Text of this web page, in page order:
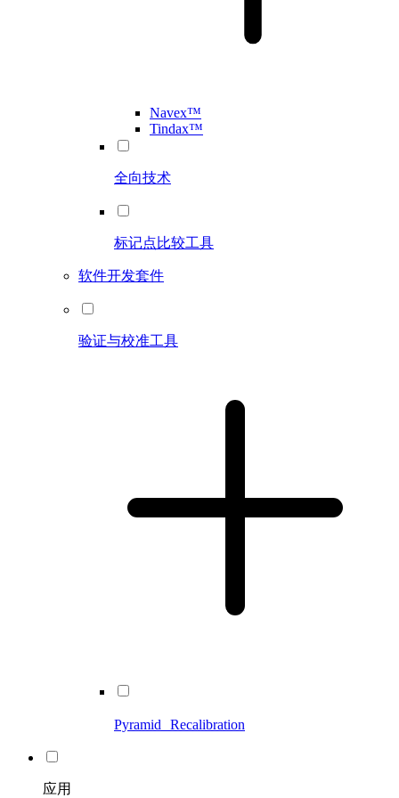
Navex™
Tindax™
全向技术
标记点比较工具
软件开发套件
验证与校准工具
Pyramid Recalibration
应用